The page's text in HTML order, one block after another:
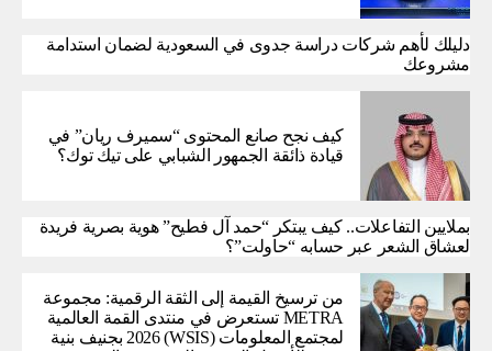
دليلك لأهم شركات دراسة جدوى في السعودية لضمان استدامة
مشروعك
كيف نجح صانع المحتوى “سميرف ريان” في
قيادة ذائقة الجمهور الشبابي على تيك توك؟
بملايين التفاعلات.. كيف يبتكر “حمد آل فطيح” هوية بصرية فريدة
لعشاق الشعر عبر حسابه “حاولت”؟
من ترسيخ القيمة إلى الثقة الرقمية: مجموعة
METRA تستعرض في منتدى القمة العالمية
لمجتمع المعلومات (WSIS) 2026 بجنيف بنية